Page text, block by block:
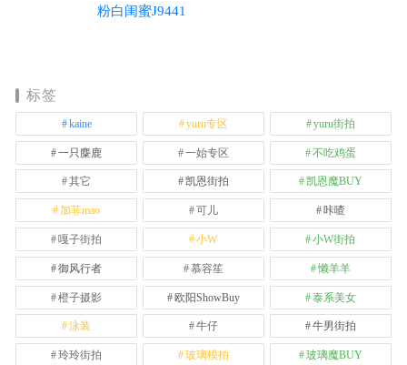
粉白闺蜜J9441
标签
kaine yuru专区 yuru街拍
一只麋鹿 一始专区 不吃鸡蛋
其它 凯恩街拍 凯恩魔BUY
加菲mao 可儿 咔喳
嘎子街拍 小W 小W街拍
御风行者 慕容笙 懒羊羊
橙子摄影 欧阳ShowBuy 泰系美女
泳装 牛仔 牛男街拍
玲玲街拍 玻璃模拍 玻璃魔BUY